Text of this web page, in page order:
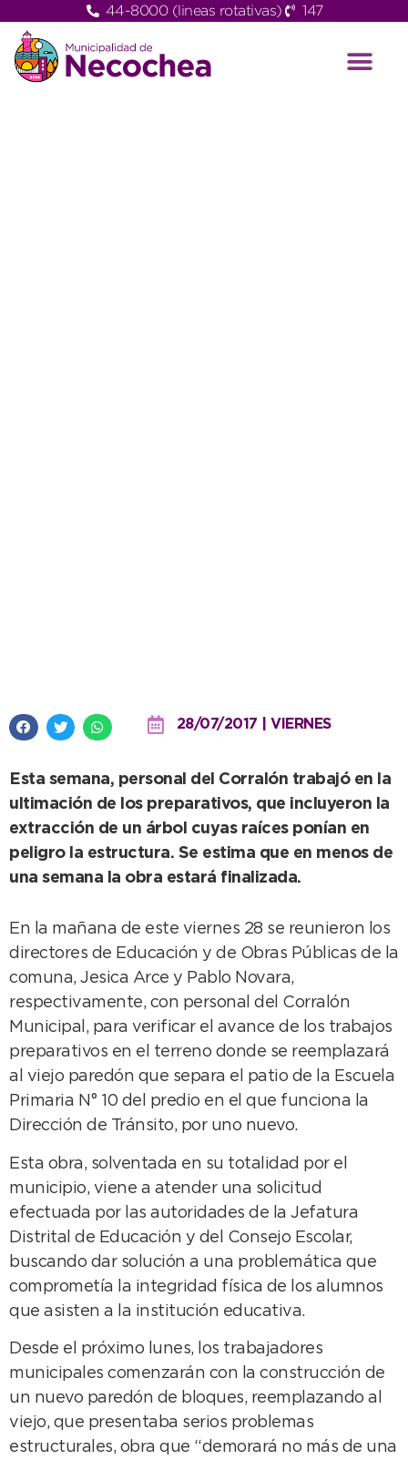
44-8000 (lineas rotativas) 147
28/07/2017 | VIERNES
Esta semana, personal del Corralón trabajó en la
ultimación de los preparativos, que incluyeron la
extracción de un árbol cuyas raíces ponían en
peligro la estructura. Se estima que en menos de
una semana la obra estará finalizada.
En la mañana de este viernes 28 se reunieron los
directores de Educación y de Obras Públicas de la
comuna, Jesica Arce y Pablo Novara,
respectivamente, con personal del Corralón
Municipal, para verificar el avance de los trabajos
preparativos en el terreno donde se reemplazará
al viejo paredón que separa el patio de la Escuela
Primaria N° 10 del predio en el que funciona la
Dirección de Tránsito, por uno nuevo.
Esta obra, solventada en su totalidad por el
municipio, viene a atender una solicitud
efectuada por las autoridades de la Jefatura
Distrital de Educación y del Consejo Escolar,
buscando dar solución a una problemática que
comprometía la integridad física de los alumnos
que asisten a la institución educativa.
Desde el próximo lunes, los trabajadores
municipales comenzarán con la construcción de
un nuevo paredón de bloques, reemplazando al
viejo, que presentaba serios problemas
estructurales, obra que “demorará no más de una